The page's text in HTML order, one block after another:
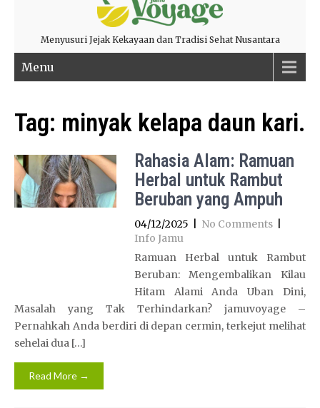
Menyusuri Jejak Kekayaan dan Tradisi Sehat Nusantara
Menu
Tag: minyak kelapa daun kari.
Rahasia Alam: Ramuan
Herbal untuk Rambut
Beruban yang Ampuh
04/12/2025 No Comments
Info Jamu
Ramuan Herbal untuk Rambut
Beruban: Mengembalikan Kilau
Hitam Alami Anda Uban Dini,
Masalah yang Tak Terhindarkan? jamuvoyage –
Pernahkah Anda berdiri di depan cermin, terkejut melihat
sehelai dua […]
Read More →